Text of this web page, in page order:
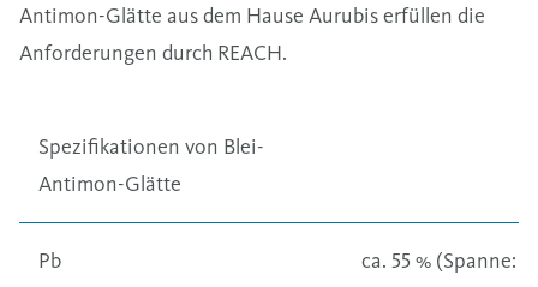
Antimon-Glätte aus dem Hause Aurubis erfüllen die
Anforderungen durch REACH.
Spezifikationen von Blei-
Antimon-Glätte
Pb ca. 55 % (Spanne: